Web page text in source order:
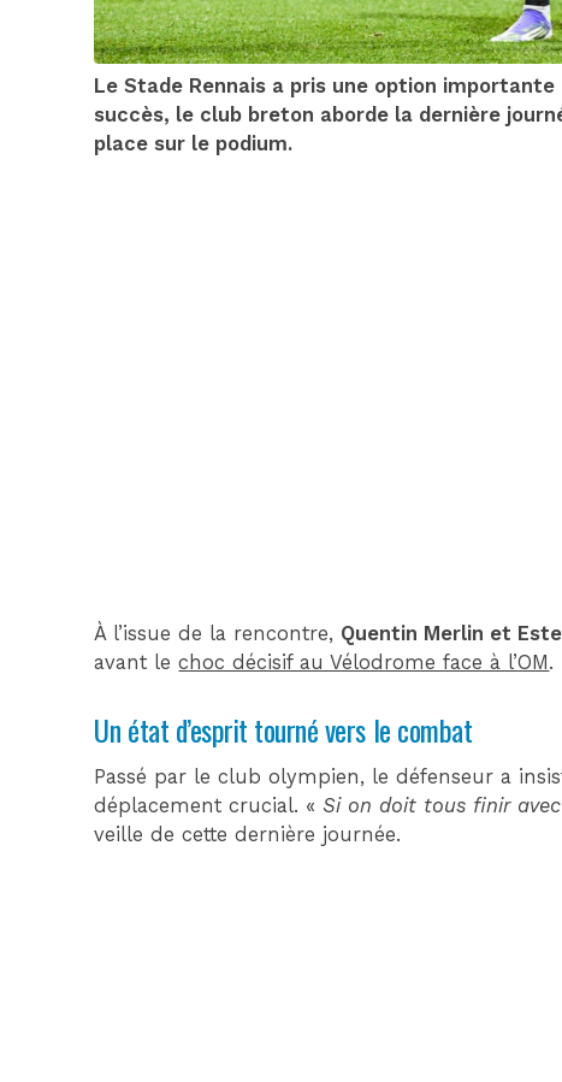
Le Stade Rennais a pris une option importante
succès, le club breton aborde la dernière
place sur le podium.
À l’issue de la rencontre, Quentin Merlin et
avant lechoc décisif au Vélodrome face à l’OM.
Un état d’esprit tourné vers le combat
Passé par le club olympien, le défenseur a
déplacement crucial. « Si on doit tous finir
veille de cette dernière journée.